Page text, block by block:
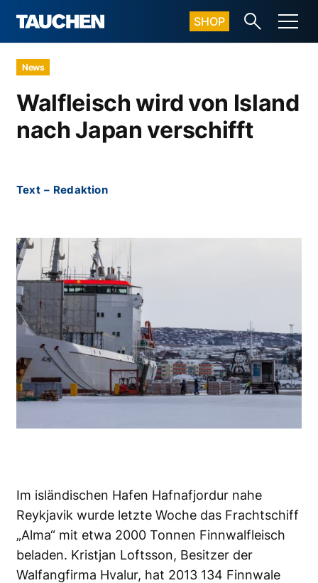
SHOP
News
Walfleisch wird von Island
nach Japan verschifft
Text – Redaktion
Im isländischen Hafen Hafnafjordur nahe
Reykjavik wurde letzte Woche das Frachtschiff
„Alma“ mit etwa 2000 Tonnen Finnwalfleisch
beladen. Kristjan Loftsson, Besitzer der
Walfangfirma Hvalur, hat 2013 134 Finnwale